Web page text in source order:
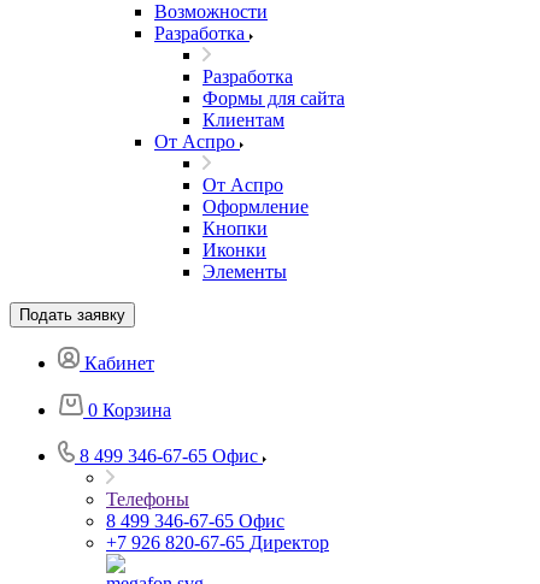
Возможности
Разработка
Разработка
Формы для сайта
Клиентам
От Аспро
От Аспро
Оформление
Кнопки
Иконки
Элементы
Подать заявку
Кабинет
0 Корзина
8 499 346-67-65 Офис
Телефоны
8 499 346-67-65 Офис
+7 926 820-67-65 Директор